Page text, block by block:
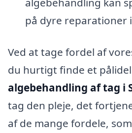
på dyre reparationer
Ved at tage fordel af
du hurtigt finde et
algebehandling af tag i
tag den pleje, det
af de mange fordele,